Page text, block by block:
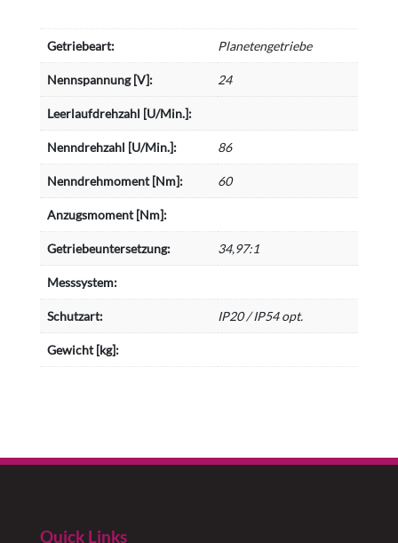
Getriebeart: Planetengetriebe
Nennspannung [V]: 24
Leerlaufdrehzahl [U/Min.]:
Nenndrehzahl [U/Min.]: 86
Nenndrehmoment [Nm]: 60
Anzugsmoment [Nm]:
Getriebeuntersetzung: 34,97:1
Messsystem:
Schutzart: IP20 / IP54 opt.
Gewicht [kg]:
Quick Links